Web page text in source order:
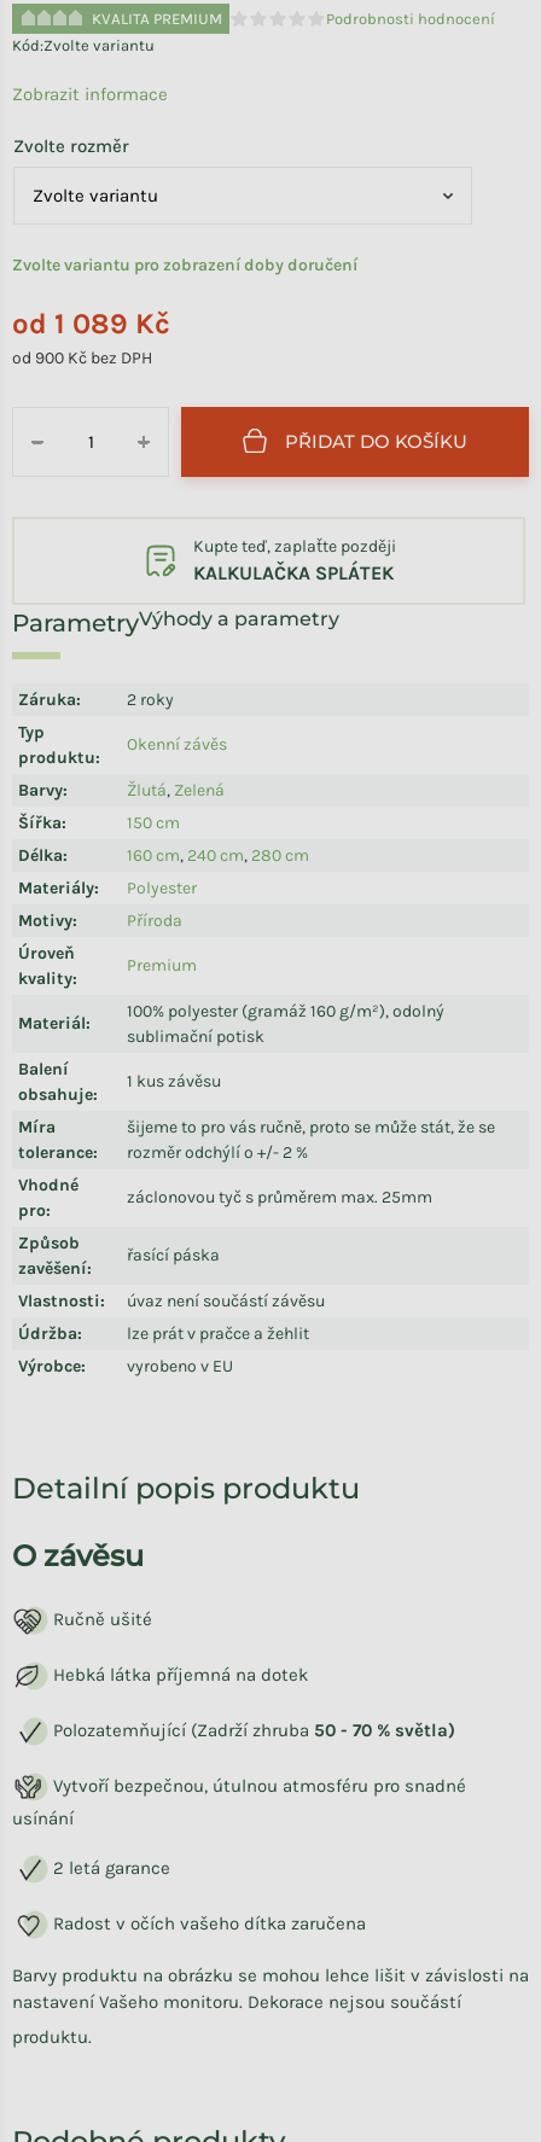
KVALITA PREMIUM
Průměrné hodnocení produktu je
Podrobnosti hodnocení
Kód:Zvolte variantu
od 1 089 Kč
od 900 Kč bez DPH
Zvolte variantu pro zobrazení doby doručení
Zvolte rozměr
+
− PŘIDAT DO KOŠÍKU
Výhody a parametry
Záruka:
2 roky
Typ
produktu:
Okenní závěs
Barvy: Žlutá, Zelená
Šířka:
150 cm
Délka: 160 cm, 240 cm, 280 cm
Materiály:
Polyester
Motivy:
Příroda
Úroveň
kvality:
Premium
Materiál:
100% polyester (gramáž 160 g/m²), odolný
sublimační potisk
Balení
obsahuje:
1 kus závěsu
Míra
tolerance:
šijeme to pro vás ručně, proto se může stát, že se
rozměr odchýlí o +/- 2 %
Vhodné
pro:
záclonovou tyč s průměrem max. 25mm
Způsob
zavěšení:
řasící páska
Vlastnosti:
úvaz není součástí závěsu
Údržba:
lze prát v pračce a žehlit
Výrobce: vyrobeno v EU
Kupte teď, zaplaťte později
KALKULAČKA SPLÁTEK
Zobrazit informace
Detailní popis produktu
O závěsu
Ručně ušité
Hebká látka příjemná na dotek
Polozatemňující (Zadrží zhruba 50 - 70 % světla)
Vytvoří bezpečnou, útulnou atmosféru pro snadné
usínání
2 letá garance
Radost v očích vašeho dítka zaručena
Barvy produktu na obrázku se mohou lehce lišit v závislosti na
nastavení Vašeho monitoru. Dekorace nejsou součástí
produktu.